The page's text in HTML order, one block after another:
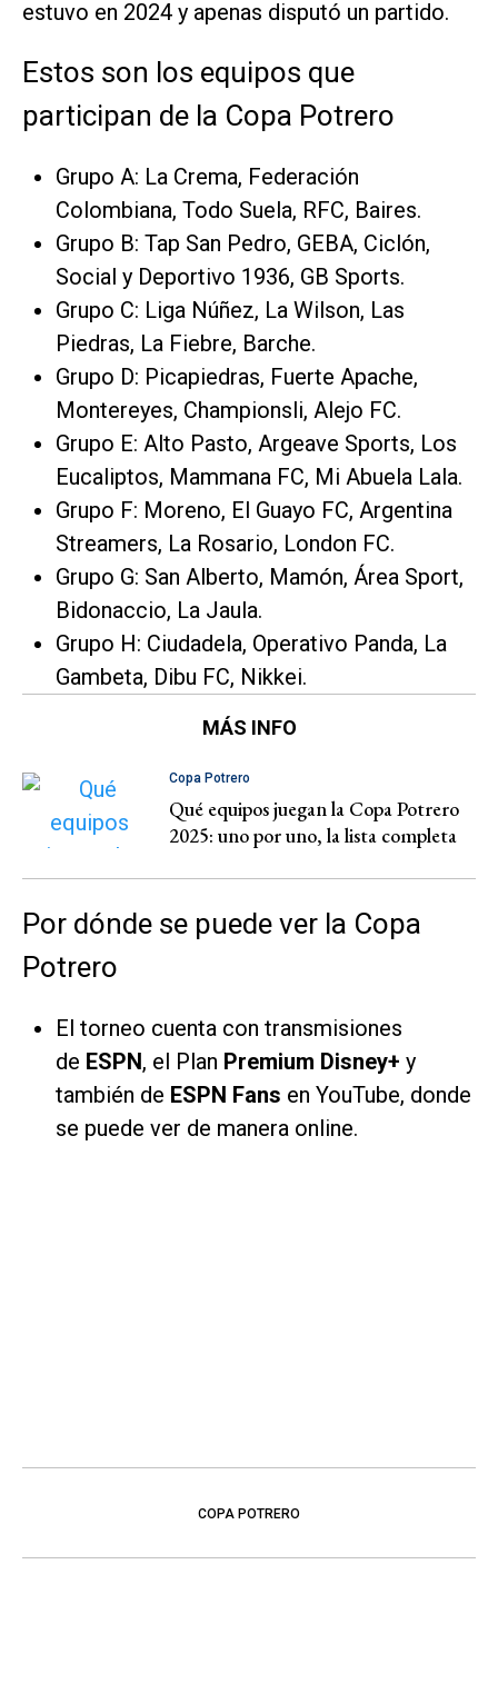
estuvo en 2024 y apenas disputó un partido.
Estos son los equipos que
participan de la Copa Potrero
Grupo A: La Crema, Federación
Colombiana, Todo Suela, RFC, Baires.
Grupo B: Tap San Pedro, GEBA, Ciclón,
Social y Deportivo 1936, GB Sports.
Grupo C: Liga Núñez, La Wilson, Las
Piedras, La Fiebre, Barche.
Grupo D: Picapiedras, Fuerte Apache,
Montereyes, Championsli, Alejo FC.
Grupo E: Alto Pasto, Argeave Sports, Los
Eucaliptos, Mammana FC, Mi Abuela Lala.
Grupo F: Moreno, El Guayo FC, Argentina
Streamers, La Rosario, London FC.
Grupo G: San Alberto, Mamón, Área Sport,
Bidonaccio, La Jaula.
Grupo H: Ciudadela, Operativo Panda, La
Gambeta, Dibu FC, Nikkei.
MÁS INFO
Copa Potrero
Qué equipos juegan la Copa Potrero
2025: uno por uno, la lista completa
Por dónde se puede ver la Copa
Potrero
El torneo cuenta con transmisiones
de ESPN, el Plan Premium Disney+ y
también de ESPN Fans en YouTube, donde
se puede ver de manera online.
COPA POTRERO